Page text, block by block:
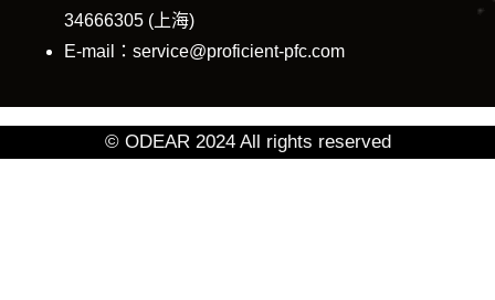
34666305 (上海)
E-mail：service@proficient-pfc.com
© ODEAR 2024 All rights reserved